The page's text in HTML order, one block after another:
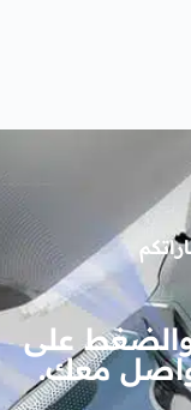
والضغط على
معك.